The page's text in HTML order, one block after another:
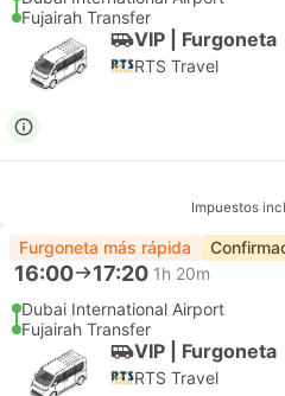
Fujairah Transfer
VIP | Furgoneta
RTS Travel
Impuestos
Furgoneta más rápida
16:00 17:20 1h 20m
Dubai International Airport
Fujairah Transfer
VIP | Furgoneta
RTS Travel